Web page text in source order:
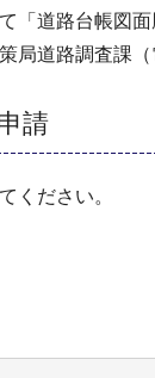
「道路台帳図
局道路調査課
請
ください。